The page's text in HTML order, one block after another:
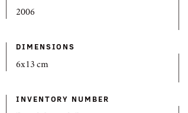
2006
DIMENSIONS
6x13 cm
INVENTORY NUMBER